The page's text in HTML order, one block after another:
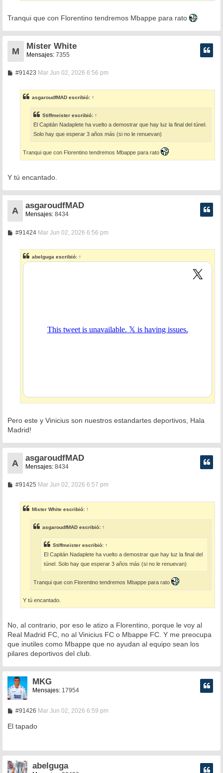
Tranqui que con Florentino tendremos Mbappe para rato
M
Mister White
Mensajes: 7355
#91423M
a
j
e
Mar Jun 02, 2026 6:56 pm
asgaroudfMAD escribió: ↑
Stiffmeister escribió: ↑
El Capitán Nadaplete ha vuelto a demostrar que hay luz la final del túnel.
Solo hay que esperar 3 años más (si no le renuevan)
Tranqui que con Florentino tendremos Mbappe para rato
Y tú encantado.
A
asgaroudfMAD
Mensajes: 8434
#91424M
a
Mar Jun 02, 2026 6:56 pm
abelguga escribió: ↑
Pero este y Vinicius son nuestros estandartes deportivos, Hala
Madrid!
A
asgaroudfMAD
Mensajes: 8434
#91425M
a
j
e
Mar Jun 02, 2026 6:57 pm
Mister White escribió: ↑
asgaroudfMAD escribió: ↑
Stiffmeister escribió: ↑
El Capitán Nadaplete ha vuelto a demostrar que hay luz la final del
túnel. Solo hay que esperar 3 años más (si no le renuevan)
Tranqui que con Florentino tendremos Mbappe para rato
Y tú encantado.
No, al contrario, por eso le atizo a Florentino, porque le voy al
Real Madrid FC, no al Vinicius FC o Mbappe FC. Y me preocupa
que inutiles como Mbappe que no ayudan al equipo sean los
pilares deportivos del club.
MKG
Mensajes: 17954
#91426M
n
e
Mar Jun 02, 2026 6:59 pm
El tapado
abelguga